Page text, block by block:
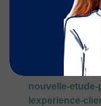
Articles Sources
cnb.avocat.fr -
relation-client-
cnb.avocat.fr -
nouvelle-
lexperience-